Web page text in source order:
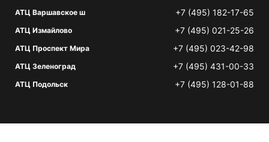
АТЦ Варшавское ш +7 (495) 182-17-65
АТЦ Измайлово +7 (495) 021-25-26
АТЦ Проспект Мира +7 (495) 023-42-98
АТЦ Зеленоград +7 (495) 431-00-33
АТЦ Подольск +7 (495) 128-01-88